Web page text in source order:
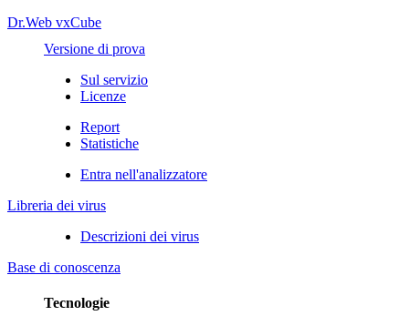
Dr.Web vxCube
Versione di prova
Sul servizio
Licenze
Report
Statistiche
Entra nell'analizzatore
Libreria dei virus
Descrizioni dei virus
Base di conoscenza
Tecnologie